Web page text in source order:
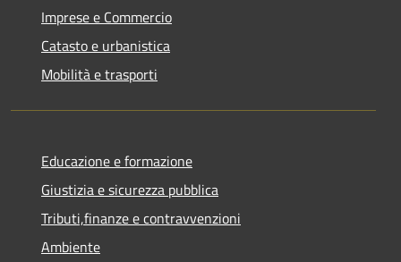
Imprese e Commercio
Catasto e urbanistica
Mobilità e trasporti
Educazione e formazione
Giustizia e sicurezza pubblica
Tributi,finanze e contravvenzioni
Ambiente